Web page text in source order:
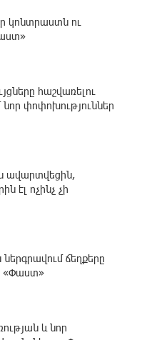
կոնտրաստն ու
հաշվառելու
փոփոխություններ
ավարտվեցին,
էլ ոչինչ չի
ճեղքերը
«Փաստ»
և նոր